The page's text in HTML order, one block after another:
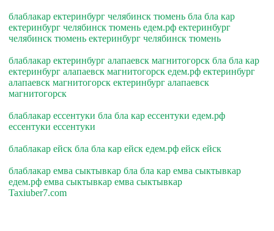
блаблакар ектеринбург челябинск тюмень бла бла кар
ектеринбург челябинск тюмень едем.рф ектеринбург
челябинск тюмень ектеринбург челябинск тюмень
блаблакар ектеринбург алапаевск магнитогорск бла бла кар
ектеринбург алапаевск магнитогорск едем.рф ектеринбург
алапаевск магнитогорск ектеринбург алапаевск
магнитогорск
блаблакар ессентуки бла бла кар ессентуки едем.рф
ессентуки ессентуки
блаблакар ейск бла бла кар ейск едем.рф ейск ейск
блаблакар емва сыктывкар бла бла кар емва сыктывкар
едем.рф емва сыктывкар емва сыктывкар
Taxiuber7.com